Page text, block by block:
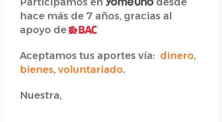
hace más de 7 años, gracias al
apoyo de
Aceptamos tus aportes vía: dinero,
bienes, voluntariado.
Nuestra,